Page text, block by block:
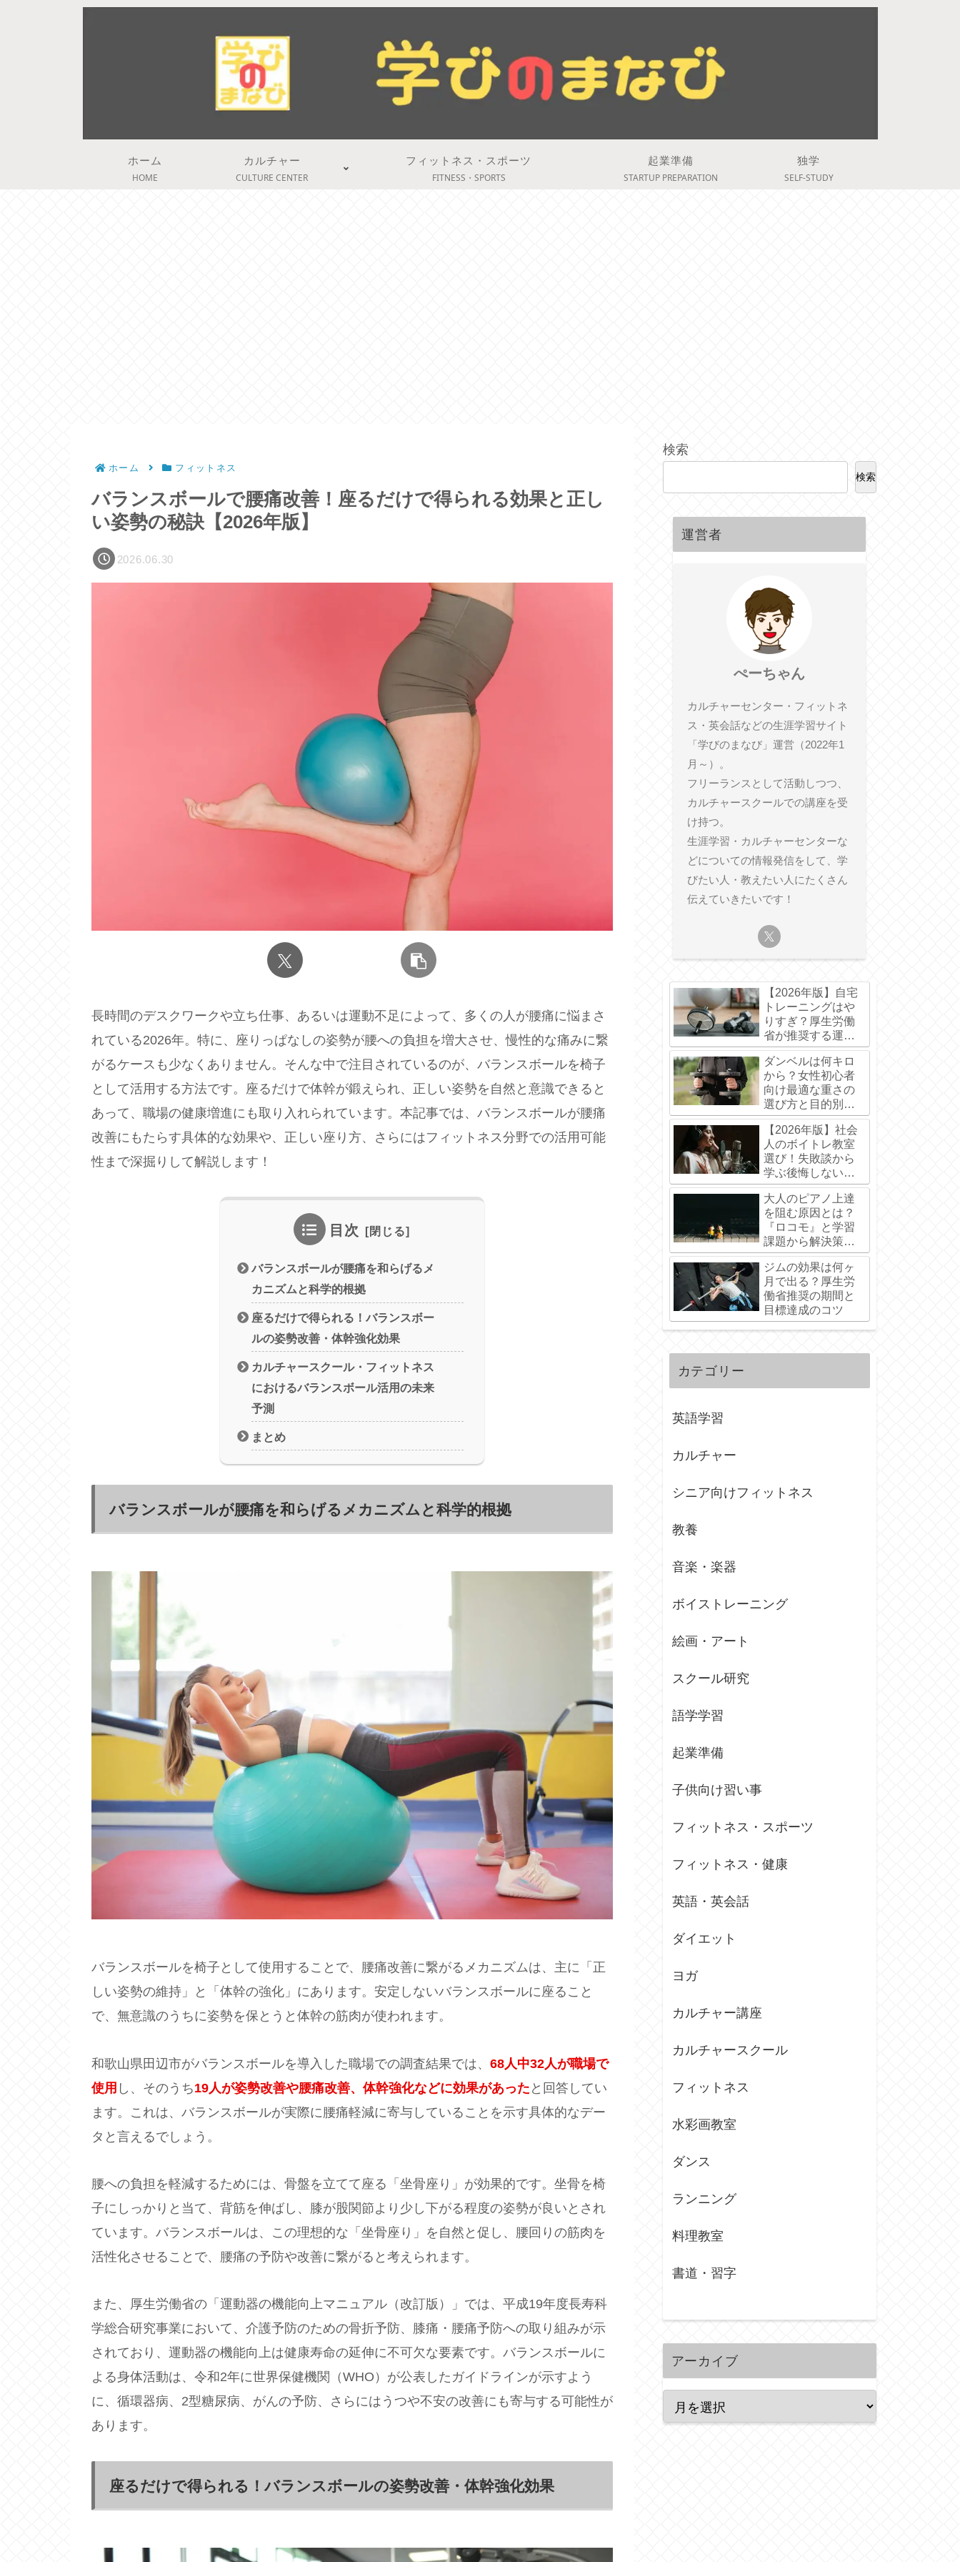
ホーム
HOME
カルチャー
CULTURE CENTER
フィットネス・スポーツ
FITNESS・SPORTS
起業準備
STARTUP PREPARATION
独学
SELF-STUDY
ホーム フィットネス
バランスボールで腰痛改善！座るだけで得られる効果と正し
い姿勢の秘訣【2026年版】
2026.06.30
長時間のデスクワークや立ち仕事、あるいは運動不足によって、多くの人が腰痛に悩まさ
れている2026年。特に、座りっぱなしの姿勢が腰への負担を増大させ、慢性的な痛みに繋
がるケースも少なくありません。そんな中で注目されているのが、バランスボールを椅子
として活用する方法です。座るだけで体幹が鍛えられ、正しい姿勢を自然と意識できると
あって、職場の健康増進にも取り入れられています。本記事では、バランスボールが腰痛
改善にもたらす具体的な効果や、正しい座り方、さらにはフィットネス分野での活用可能
性まで深掘りして解説します！
目次
バランスボールが腰痛を和らげるメ
カニズムと科学的根拠
座るだけで得られる！バランスボー
ルの姿勢改善・体幹強化効果
カルチャースクール・フィットネス
におけるバランスボール活用の未来
予測
まとめ
バランスボールが腰痛を和らげるメカニズムと科学的根拠
バランスボールを椅子として使用することで、腰痛改善に繋がるメカニズムは、主に「正
しい姿勢の維持」と「体幹の強化」にあります。安定しないバランスボールに座ること
で、無意識のうちに姿勢を保とうと体幹の筋肉が使われます。
和歌山県田辺市がバランスボールを導入した職場での調査結果では、 68人中32人が職場で
使用 し、そのうち19人が姿勢改善や腰痛改善、体幹強化などに効果があった と回答してい
ます。これは、バランスボールが実際に腰痛軽減に寄与していることを示す具体的なデー
タと言えるでしょう。
腰への負担を軽減するためには、骨盤を立てて座る「坐骨座り」が効果的です。坐骨を椅
子にしっかりと当て、背筋を伸ばし、膝が股関節より少し下がる程度の姿勢が良いとされ
ています。バランスボールは、この理想的な「坐骨座り」を自然と促し、腰回りの筋肉を
活性化させることで、腰痛の予防や改善に繋がると考えられます。
また、厚生労働省の「運動器の機能向上マニュアル（改訂版）」では、平成19年度長寿科
学総合研究事業において、介護予防のための骨折予防、膝痛・腰痛予防への取り組みが示
されており、運動器の機能向上は健康寿命の延伸に不可欠な要素です。バランスボールに
よる身体活動は、令和2年に世界保健機関（WHO）が公表したガイドラインが示すよう
に、循環器病、2型糖尿病、がんの予防、さらにはうつや不安の改善にも寄与する可能性が
あります。
座るだけで得られる！バランスボールの姿勢改善・体幹強化効果
検索
検索
運営者
ぺーちゃん
カルチャーセンター・フィットネ
ス・英会話などの生涯学習サイト
「学びのまなび」運営（2022年1
月～）。
フリーランスとして活動しつつ、
カルチャースクールでの講座を受
け持つ。
生涯学習・カルチャーセンターな
どについての情報発信をして、学
びたい人・教えたい人にたくさん
伝えていきたいです！
【2026年版】自宅
トレーニングはや
りすぎ？厚生労働
省が推奨する運動
基準と効果的な休
養法
ダンベルは何キロ
から？女性初心者
向け最適な重さの
選び方と目的別目
安
【2026年版】社会
人のボイトレ教室
選び！失敗談から
学ぶ後悔しないポ
イント
大人のピアノ上達
を阻む原因とは？
『ロコモ』と学習
課題から解決策を
プロが解説
ジムの効果は何ヶ
月で出る？厚生労
働省推奨の期間と
目標達成のコツ
カテゴリー
英語学習
カルチャー
シニア向けフィットネス
教養
音楽・楽器
ボイストレーニング
絵画・アート
スクール研究
語学学習
起業準備
子供向け習い事
フィットネス・スポーツ
フィットネス・健康
英語・英会話
ダイエット
ヨガ
カルチャー講座
カルチャースクール
フィットネス
水彩画教室
ダンス
ランニング
料理教室
書道・習字
アーカイブ